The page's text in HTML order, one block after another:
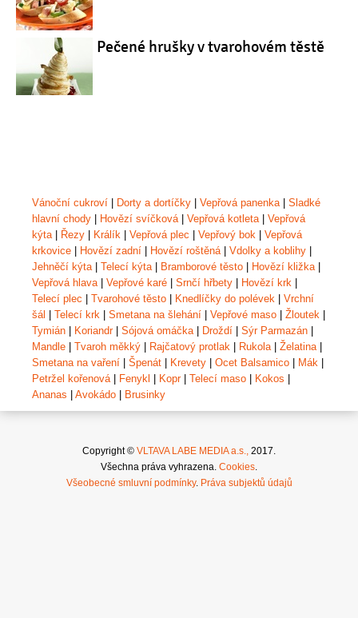
Pečené hrušky v tvarohovém těstě
Vánoční cukroví Dorty a dortíčky Vepřová panenka| Sladké
hlavní chody
Hovězí svíčková| Vepřová kotleta| Vepřová
kýta| Řezy Králík Vepřová plec Vepřový bok
Vepřová
krkovice
Hovězí zadní Hovězí roštěná| Vdolky a koblihy
Jehněčí kýta| Telecí kýta| Bramborové těsto Hovězí kližka|
Vepřová hlava| Vepřové karé Srnčí hřbety Hovězí krk
Telecí plec
Tvarohové těsto Knedlíčky do polévek
Vrchní
šál
Telecí krk Smetana na šlehání Vepřové maso Žloutek
Tymián
Koriandr| Sójová omáčka| Droždí Sýr Parmazán
Mandle
Tvaroh měkký Rajčatový protlak Rukola| Želatina|
Smetana na vaření
Špenát Krevety Ocet Balsamico Mák
Petržel kořenová| Fenykl Kopr| Telecí maso Kokos
Ananas
Avokádo Brusinky
Copyright © VLTAVA LABE MEDIA a.s., 2017.
Všechna práva vyhrazena. Cookies.
Všeobecné smluvní podmínky. Práva subjektů údajů